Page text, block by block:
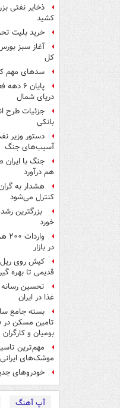
ذخایر نفتی
کشید
خرید بلیت
کل
سدهای مهم
پایان
دریای شمال
جزئیات طرح
بانکی
دستور وزیر
آسیب‌های جنگ
جنگ با ایران
هم درآورد
هشدار به
کنترل می‌شود
بزرگترین
خورد
در بازار
کیش روی ریل
قدیمی تا بهره
تحسین
غذا در ایران
بسته جامع
تامین مسکن
بومیان و کارگران
مهم‌ترین
موشک‌های ایرانی
خودروهای
آپ آهنگ